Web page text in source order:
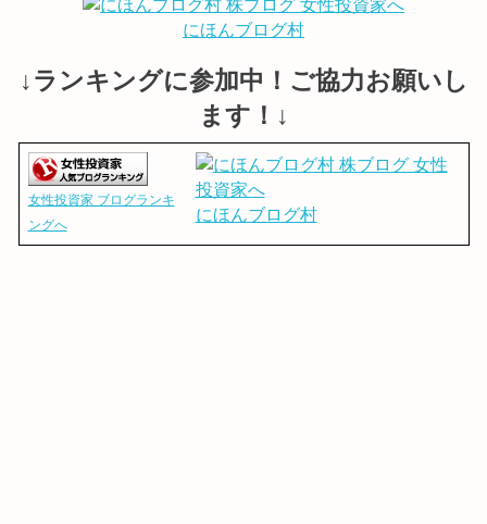
にほんブログ村
↓ランキングに参加中！ご協力お願いし
ます！↓
女性投資家 ブログランキ
ングへ
にほんブログ村